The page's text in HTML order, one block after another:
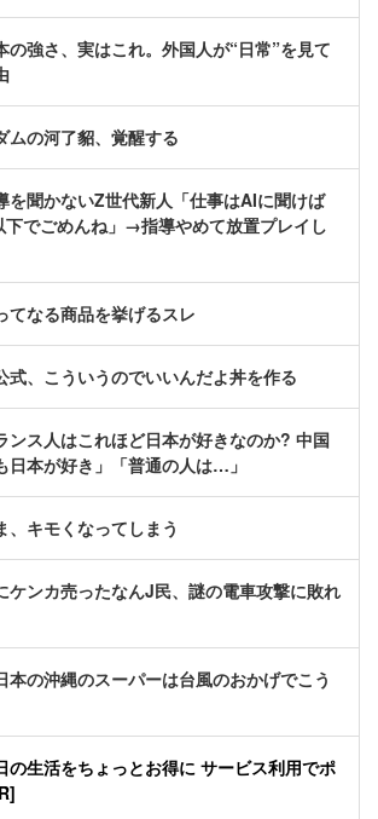
の強さ、実はこれ。外国人が“日常”を見て
ムの河了貂、覚醒する
を聞かないZ世代新人「仕事はAIに聞けば
でごめんね」→指導やめて放置プレイし
てなる商品を挙げるスレ
式、こういうのでいいんだよ丼を作る
ンス人はこれほど日本が好きなのか? 中国
日本が好き」「普通の人は…」
、キモくなってしまう
ケンカ売ったなんJ民、謎の電車攻撃に敗れ
本の沖縄のスーパーは台風のおかげでこう
の生活をちょっとお得に サービス利用でポ